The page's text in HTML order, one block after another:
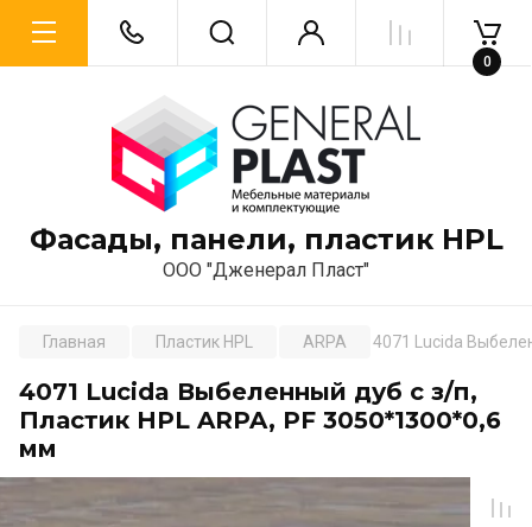
Фасады, панели, пластик HPL
ООО "Дженерал Пласт"
0
Главная Пластик HPL ARPA 4071 Lucida
4071 Lucida Выбеленный дуб с з/п,
Пластик HPL ARPA, PF 3050*1300*0,6
мм